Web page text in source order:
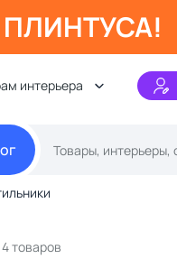
интерьера
4 товаров